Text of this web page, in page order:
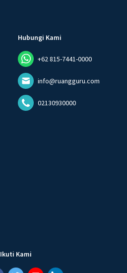
Hubungi Kami
+62 815-7441-0000
info@ruangguru.com
02130930000
Ikuti Kami